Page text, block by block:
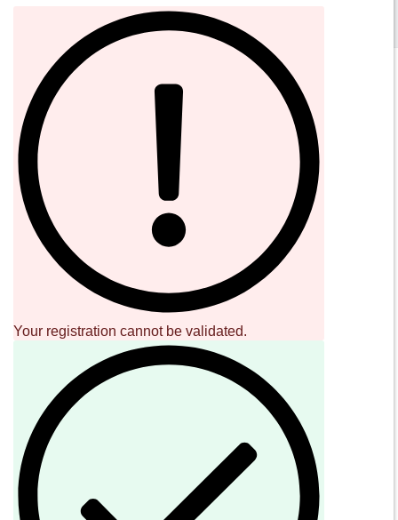
SOUND CAVE
02 36533634
orders@sound-cave.com
Sound Cave di Roberto Mammarella
Via Valparaiso 9
20144 Milano
P.IVA 08306900963
COD. FIS. MMMRRT68L29F205J
SOCIAL
NEWSLETTER
Iscriviti alla nostra newsletter